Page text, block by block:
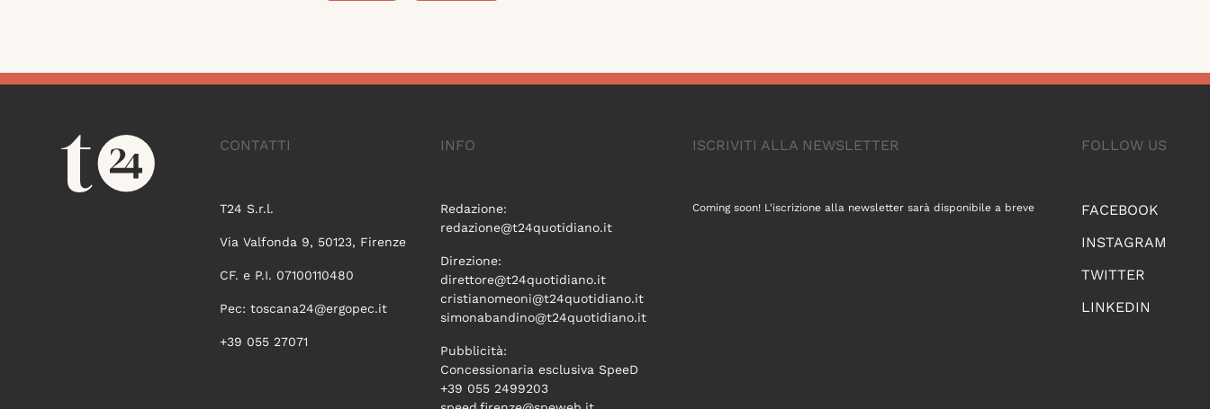
CONTATTI
T24 S.r.l.
Via Valfonda 9, 50123, Firenze
CF. e P.I. 07100110480
Pec: toscana24@ergopec.it
+39 055 27071
INFO
Redazione:
redazione@t24quotidiano.it
Direzione:
direttore@t24quotidiano.it
cristianomeoni@t24quotidiano.it
simonabandino@t24quotidiano.it
Pubblicità:
Concessionaria esclusiva SpeeD
+39 055 2499203
FOLLOW US
FACEBOOK
INSTAGRAM
TWITTER
LINKEDIN
ISCRIVITI ALLA NEWSLETTER
Coming soon! L'iscrizione alla newsletter sarà disponibile a breve